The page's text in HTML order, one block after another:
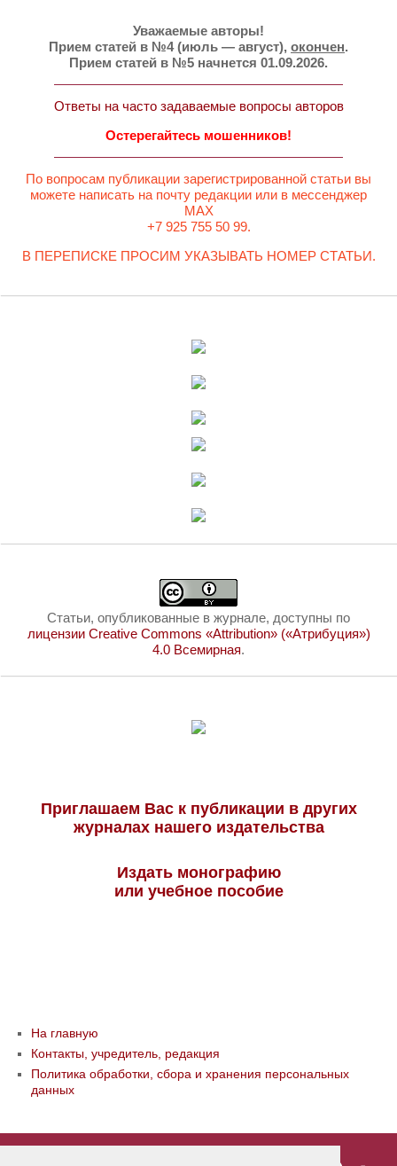
Уважаемые авторы!
Прием статей в №4 (июль — август), окончен.
Прием статей в №5 начнется 01.09.2026.
Ответы на часто задаваемые вопросы авторов
Остерегайтесь мошенников!
По вопросам публикации зарегистрированной статьи вы
можете написать на почту редакции или в мессенджер
MAX
+7 925 755 50 99.
В ПЕРЕПИСКЕ ПРОСИМ УКАЗЫВАТЬ НОМЕР СТАТЬИ.
Статьи, опубликованные в журнале, доступны по
лицензии Creative Commons «Attribution» («Атрибуция»)
4.0 Всемирная.
Приглашаем Вас к публикации в других
журналах нашего издательства
Издать монографию
или учебное пособие
На главную
Контакты, учредитель, редакция
Политика обработки, сбора и хранения персональных
данных